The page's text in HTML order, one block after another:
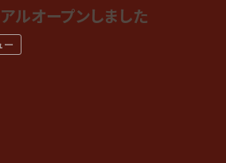
ルオープンしました
ー